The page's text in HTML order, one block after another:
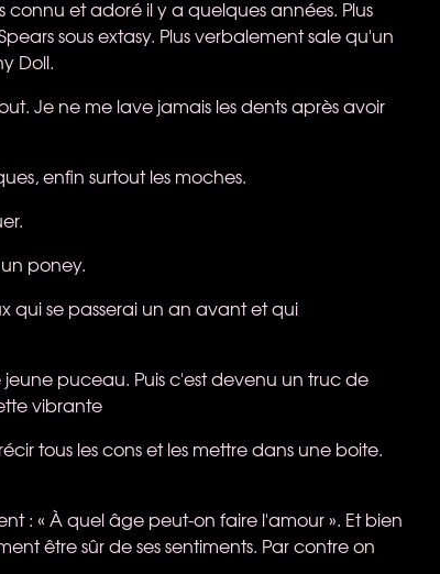
et adoré il y a quelques années. Plus
sous extasy. Plus verbalement sale qu'un
Doll.
Je ne me lave jamais les dents après avoir
enfin surtout les moches.
poney.
qui se passerai un an avant et qui
puceau. Puis c'est devenu un truc de
vibrante
tous les cons et les mettre dans une boite.
: « À quel âge peut-on faire l'amour ». Et bien
être sûr de ses sentiments. Par contre on